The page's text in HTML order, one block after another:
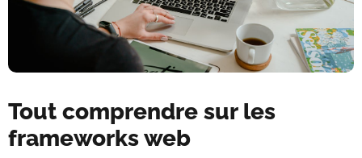
Tout comprendre sur les
frameworks web